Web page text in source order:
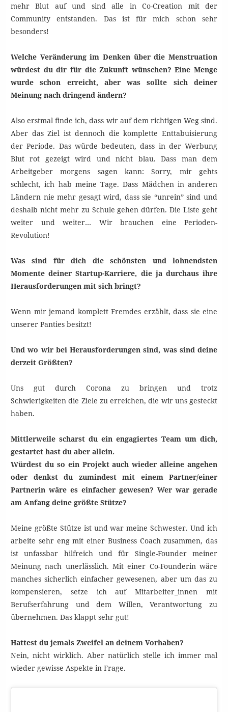
mehr Blut auf und sind alle in Co-Creation mit der
Community entstanden. Das ist für mich schon sehr
besonders!
Welche Veränderung im Denken über die Menstruation
würdest du dir für die Zukunft wünschen? Eine Menge
wurde schon erreicht, aber was sollte sich deiner
Meinung nach dringend ändern?
Also erstmal finde ich, dass wir auf dem richtigen Weg sind.
Aber das Ziel ist dennoch die komplette Enttabuisierung
der Periode. Das würde bedeuten, dass in der Werbung
Blut rot gezeigt wird und nicht blau. Dass man dem
Arbeitgeber morgens sagen kann: Sorry, mir gehts
schlecht, ich hab meine Tage. Dass Mädchen in anderen
Ländern nie mehr gesagt wird, dass sie “unrein” sind und
deshalb nicht mehr zu Schule gehen dürfen. Die Liste geht
weiter und weiter… Wir brauchen eine Perioden-
Revolution!
Was sind für dich die schönsten und lohnendsten
Momente deiner Startup-Karriere, die ja durchaus ihre
Herausforderungen mit sich bringt?
Wenn mir jemand komplett Fremdes erzählt, dass sie eine
unserer Panties besitzt!
Und wo wir bei Herausforderungen sind, was sind deine
derzeit Größten?
Uns gut durch Corona zu bringen und trotz
Schwierigkeiten die Ziele zu erreichen, die wir uns gesteckt
haben.
Mittlerweile scharst du ein engagiertes Team um dich,
gestartet hast du aber allein.
Würdest du so ein Projekt auch wieder alleine angehen
oder denkst du zumindest mit einem Partner/einer
Partnerin wäre es einfacher gewesen? Wer war gerade
am Anfang deine größte Stütze?
Meine größte Stütze ist und war meine Schwester. Und ich
arbeite sehr eng mit einer Business Coach zusammen, das
ist unfassbar hilfreich und für Single-Founder meiner
Meinung nach unerlässlich. ​Mit einer Co-F​ounderin​ wäre
manches sicherlich einfacher gewesenen, aber um das zu
kompensieren, setze ich auf Mitarbeiter_innen mit
Berufserfahrung und dem Willen, Verantwortung zu
übernehmen. Das klappt sehr gut!
Hattest du jemals Zweifel an deinem Vorhaben?
Nein, nicht wirklich. Aber natürlich stelle ich immer mal
wieder gewisse Aspekte in Frage.